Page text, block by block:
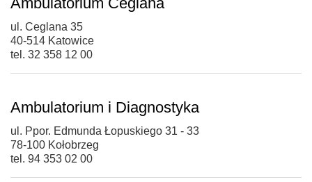
ul. Ceglana 35
40-514 Katowice
tel. 32 358 12 00
Ambulatorium i Diagnostyka
ul. Ppor. Edmunda Łopuskiego 31 - 33
78-100 Kołobrzeg
tel. 94 353 02 00